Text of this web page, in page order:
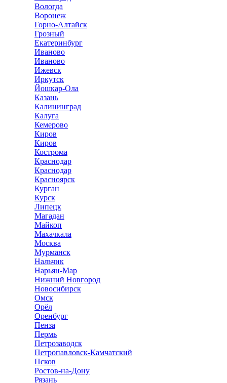
Вологда
Воронеж
Горно-Алтайск
Грозный
Екатеринбург
Иваново
Иваново
Ижевск
Иркутск
Йошкар-Ола
Казань
Калининград
Калуга
Кемерово
Киров
Киров
Кострома
Краснодар
Краснодар
Красноярск
Курган
Курск
Липецк
Магадан
Майкоп
Махачкала
Москва
Мурманск
Нальчик
Нарьян-Мар
Нижний Новгород
Новосибирск
Омск
Орёл
Оренбург
Пенза
Пермь
Петрозаводск
Петропавловск-Камчатский
Псков
Ростов-на-Дону
Рязань